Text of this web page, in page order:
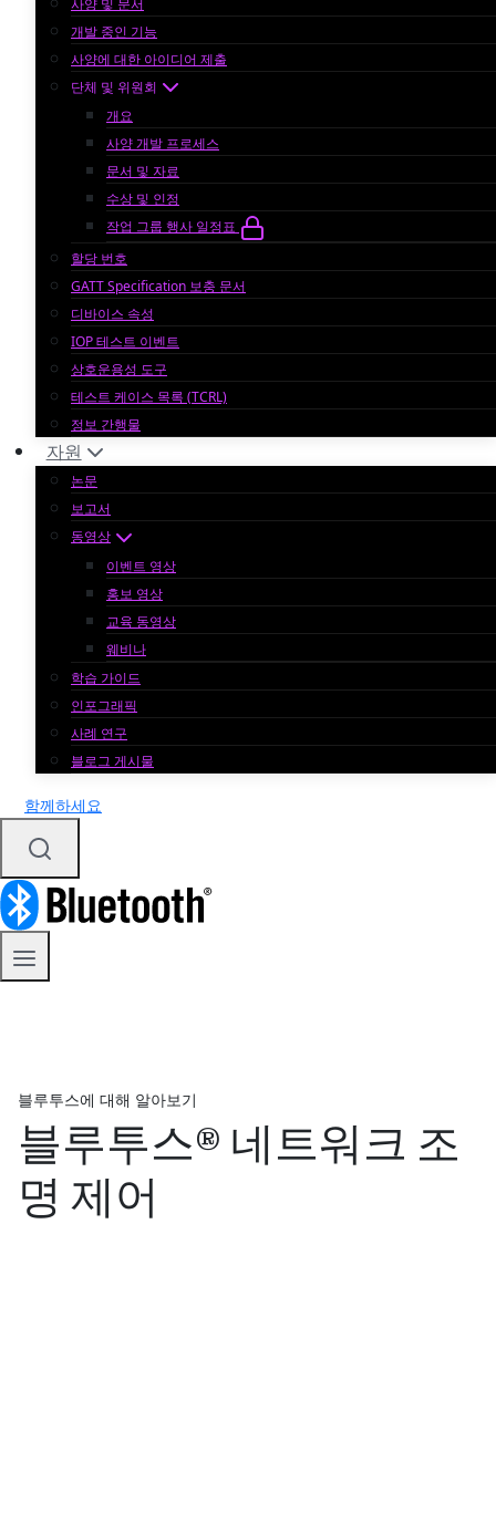
개발 중인 기능
사양에 대한 아이디어 제출
단체 및 위원회
개요
사양 개발 프로세스
문서 및 자료
수상 및 인정
작업 그룹 행사 일정표
할당 번호
GATT Specification 보충 문서
디바이스 속성
IOP 테스트 이벤트
상호운용성 도구
테스트 케이스 목록 (TCRL)
정보 간행물
자원
논문
보고서
동영상
이벤트 영상
홍보 영상
교육 동영상
웨비나
학습 가이드
인포그래픽
사례 연구
블로그 게시물
함께하세요
블루투스에 대해 알아보기
블루투스® 네트워크 조
명 제어